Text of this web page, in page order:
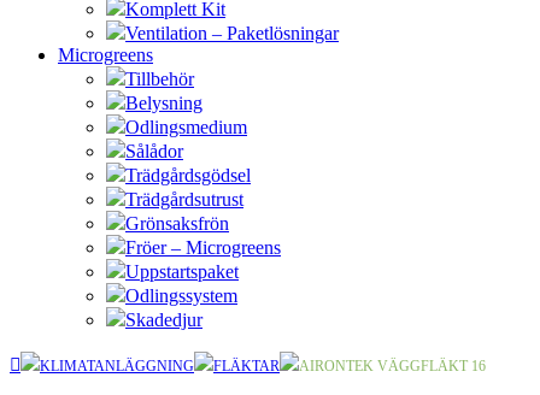
Komplett Kit
Ventilation – Paketlösningar
Microgreens
Tillbehör
Belysning
Odlingsmedium
Sålådor
Trädgårdsgödsel
Trädgårdsutrust
Grönsaksfrön
Fröer – Microgreens
Uppstartspaket
Odlingssystem
Skadedjur
KLIMATANLÄGGNING FLÄKTAR AIRONTEK VÄGGFLÄKT 16